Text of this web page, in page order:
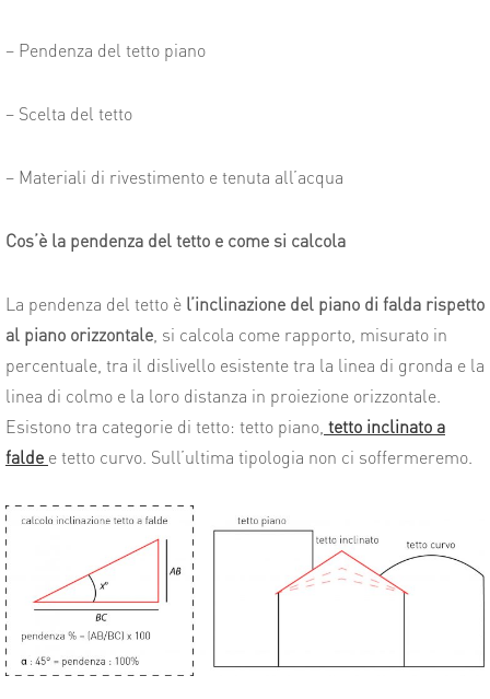
– Pendenza del tetto piano
– Scelta del tetto
– Materiali di rivestimento e tenuta all’acqua
Cos’è la pendenza del tetto e come si calcola
La pendenza del tetto è l’inclinazione del piano di falda rispetto
al piano orizzontale , si calcola come rapporto, misurato in
percentuale, tra il dislivello esistente tra la linea di gronda e la
linea di colmo e la loro distanza in proiezione orizzontale.
Esistono tra categorie di tetto: tetto piano, tetto inclinato a
falde e tetto curvo. Sull’ultima tipologia non ci soffermeremo.